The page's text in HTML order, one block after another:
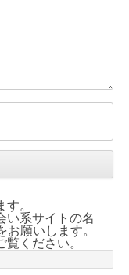
。
い系サイトの名
願いします。
覧ください。